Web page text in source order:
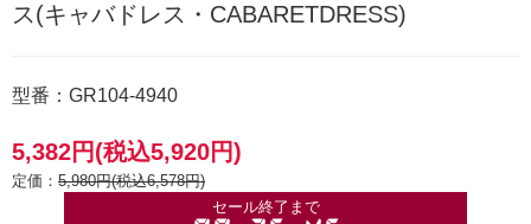
ス(キャバドレス・CABARETDRESS)
型番：GR104-4940
5,382円(税込5,920円)
定価： 5,980円(税込6,578円)